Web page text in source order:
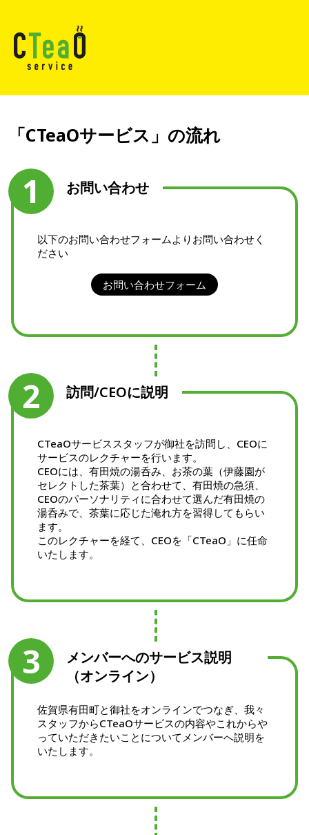
「CTeaOサービス」の流れ
1 お問い合わせ
以下のお問い合わせフォームよりお問い合わせく
ださい
お問い合わせフォーム
2 訪問/CEOに説明
CTeaOサービススタッフが御社を訪問し、CEOに
サービスのレクチャーを行います。
CEOには、有田焼の湯呑み、お茶の葉（伊藤園が
セレクトした茶葉）と合わせて、有田焼の急須、
CEOのパーソナリティに合わせて選んだ有田焼の
湯呑みで、茶葉に応じた淹れ方を習得してもらい
ます。
このレクチャーを経て、CEOを「CTeaO」に任命
いたします。
3
メンバーへのサービス説明
（オンライン）
佐賀県有田町と御社をオンラインでつなぎ、我々
スタッフからCTeaOサービスの内容やこれからや
っていただきたいことについてメンバーへ説明を
いたします。